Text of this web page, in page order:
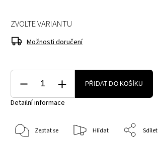
ZVOLTE VARIANTU
Možnosti doručení
PŘIDAT DO KOŠÍKU
Detailní informace
Zeptat se Hlídat Sdílet